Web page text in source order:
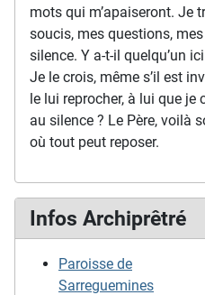
mots qui m’apaiseront. Je
soucis, mes questions,
silence. Y a-t-il quelqu’un
Je le crois, même s’il est
le lui reprocher, à lui que je
au silence ? Le Père, voilà
où tout peut reposer.
Infos Archiprêtré
Paroisse de
Sarreguemines